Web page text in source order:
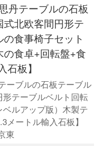
丹テーブルの石板
北欧客間円形テ
食事椅子セット
の食卓+回転盤+食
板】
ーブルの石板テーブル
テーブルベルト回転
ルアップ版）木製テ
メートル輸入石板】
東